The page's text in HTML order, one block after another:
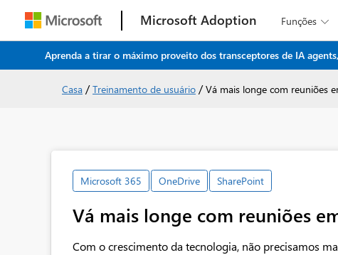
Microsoft Adoption Funções 
Aprenda a tirar o máximo proveito dos transceptores de IA
Casa /Treinamento de usuário /Vá mais longe com reuniões
Microsoft 365 OneDrive SharePoint
Vá mais longe com reuniões
Com o crescimento da tecnologia, não precisamos